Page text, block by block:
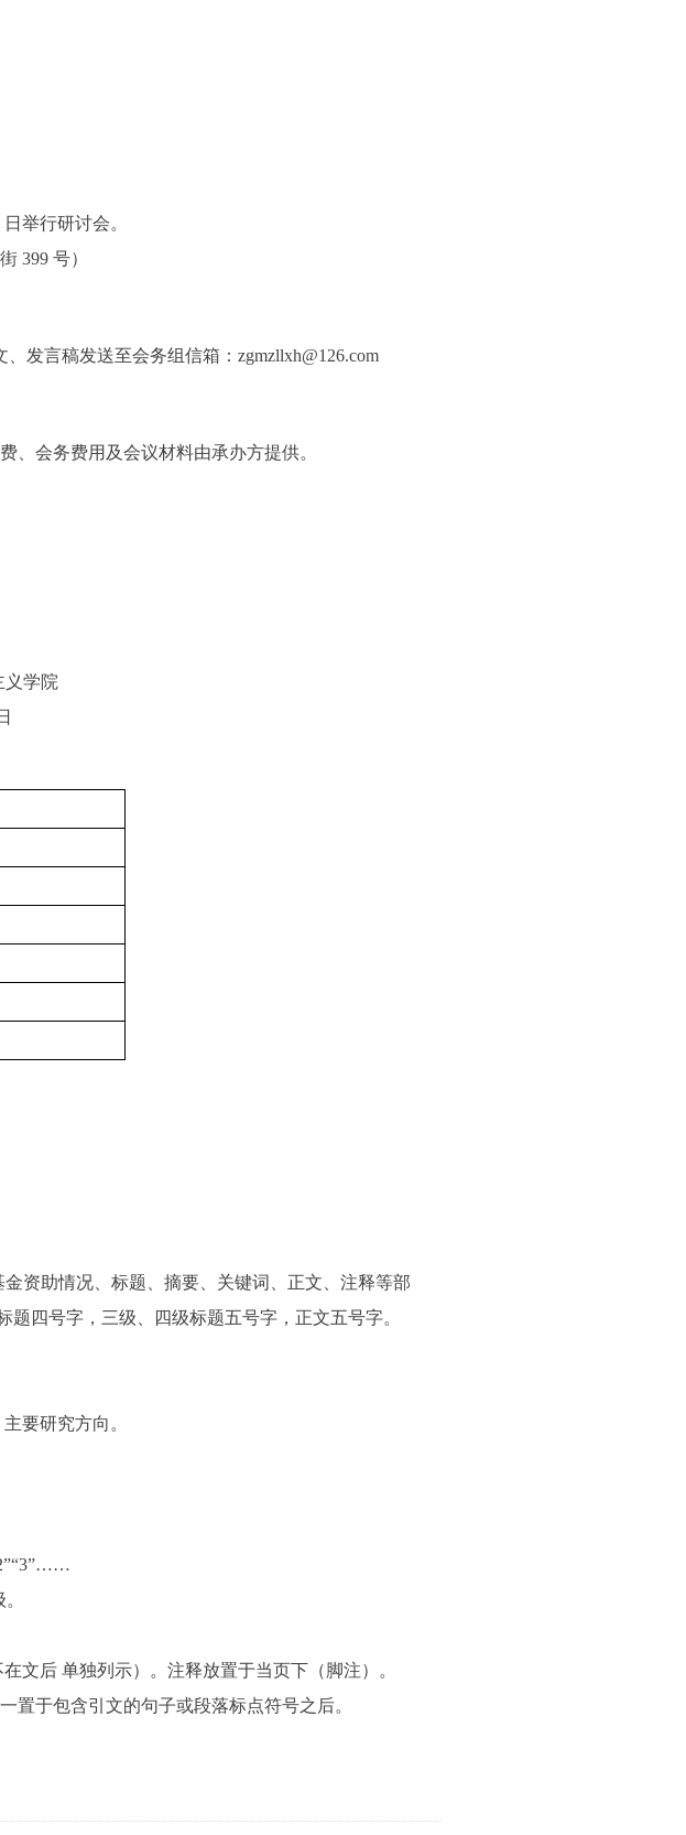
举行研讨会。
399 号）
发言稿发送至会务组信箱：zgmzllxh@126.com
、会务费用及会议材料由承办方提供。
义学院
资助情况、标题、摘要、关键词、正文、注释等部
四号字，三级、四级标题五号字，正文五号字。
要研究方向。
文后 单独列示）。注释放置于当页下（脚注）。
于包含引文的句子或段落标点符号之后。